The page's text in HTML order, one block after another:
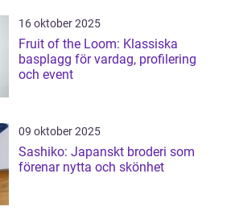
16 oktober 2025
Fruit of the Loom: Klassiska
basplagg för vardag, profilering
och event
09 oktober 2025
Sashiko: Japanskt broderi som
förenar nytta och skönhet